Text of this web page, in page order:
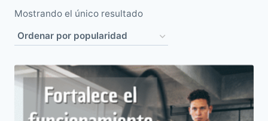
Mostrando el único resultado